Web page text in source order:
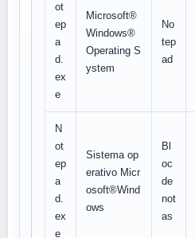
ot
ep
a
d.
ex
e
Microsoft®
Windows®
Operating S
ystem
No
tep
ad
N
ot
ep
a
d.
ex
e
Sistema op
erativo Micr
osoft®Wind
ows
Bl
oc
de
not
as